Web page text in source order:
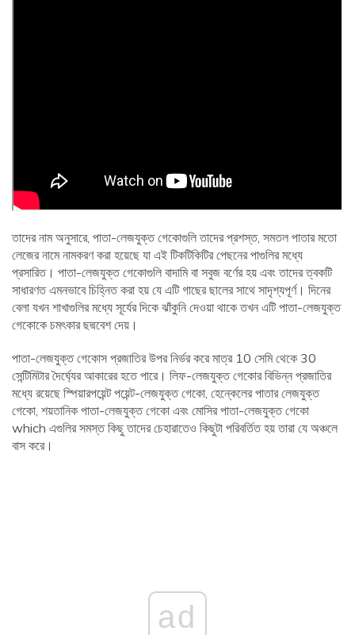
তাদের নাম অনুসারে, পাতা-লেজযুক্ত গেকোগুলি তাদের প্রশস্ত, সমতল পাতার মতো
লেজের নামে নামকরণ করা হয়েছে যা এই টিকটিকিটির পেছনের পাগুলির মধ্যে
প্রসারিত। পাতা-লেজযুক্ত গেকোগুলি বাদামি বা সবুজ বর্ণের হয় এবং তাদের ত্বকটি
সাধারণত এমনভাবে চিহ্নিত করা হয় যে এটি গাছের ছালের সাথে সাদৃশ্যপূর্ণ। দিনের
বেলা যখন শাখাগুলির মধ্যে সূর্যের দিকে ঝাঁকুনি দেওয়া থাকে তখন এটি পাতা-লেজযুক্ত
গেকোকে চমৎকার ছদ্মবেশ দেয়।
পাতা-লেজযুক্ত গেকোস প্রজাতির উপর নির্ভর করে মাত্র 10 সেমি থেকে 30
সেন্টিমিটার দৈর্ঘ্যের আকারের হতে পারে। লিফ-লেজযুক্ত গেকোর বিভিন্ন প্রজাতির
মধ্যে রয়েছে স্পিয়ারপয়েন্ট পয়েন্ট-লেজযুক্ত গেকো, হেন্কেলের পাতার লেজযুক্ত
গেকো, শয়তানিক পাতা-লেজযুক্ত গেকো এবং মোসির পাতা-লেজযুক্ত গেকো
which এগুলির সমস্ত কিছু তাদের চেহারাতেও কিছুটা পরিবর্তিত হয় তারা যে অঞ্চলে
বাস করে।
ad